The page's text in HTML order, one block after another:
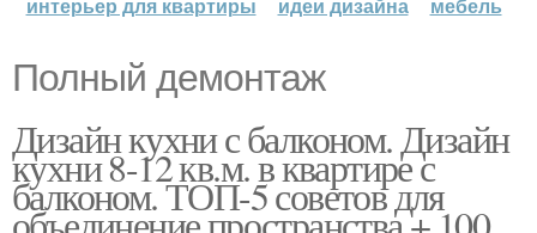
Полный демонтаж
Дизайн кухни с балконом. Дизайн
кухни 8-12 кв.м. в квартире с
балконом. ТОП-5 советов для